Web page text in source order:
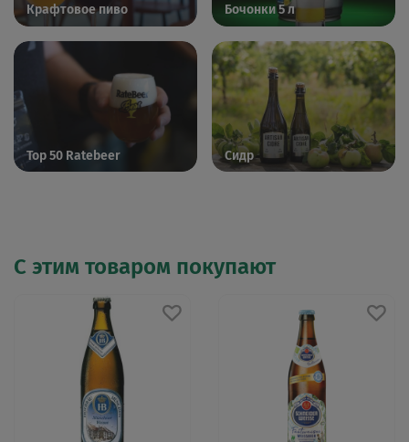
Крафтовое пиво Бочонки 5 л
Top 50 Ratebeer Сидр
С этим товаром покупают